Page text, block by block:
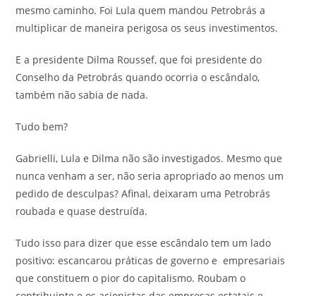
mesmo caminho. Foi Lula quem mandou Petrobrás a
multiplicar de maneira perigosa os seus investimentos.
E a presidente Dilma Roussef, que foi presidente do
Conselho da Petrobrás quando ocorria o escândalo,
também não sabia de nada.
Tudo bem?
Gabrielli, Lula e Dilma não são investigados. Mesmo que
nunca venham a ser, não seria apropriado ao menos um
pedido de desculpas? Afinal, deixaram uma Petrobrás
roubada e quase destruída.
Tudo isso para dizer que esse escândalo tem um lado
positivo: escancarou práticas de governo e empresariais
que constituem o pior do capitalismo. Roubam o